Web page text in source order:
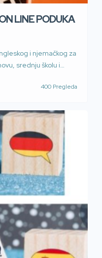
LINE PODUKA
i njemačkog za
srednju školu i
i konverzacija,
ZA RAD U
garancija
dva ili više polaznika
400 Pregleda